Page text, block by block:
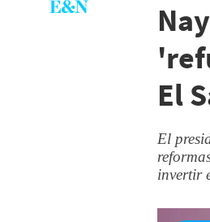
El
El
invertir